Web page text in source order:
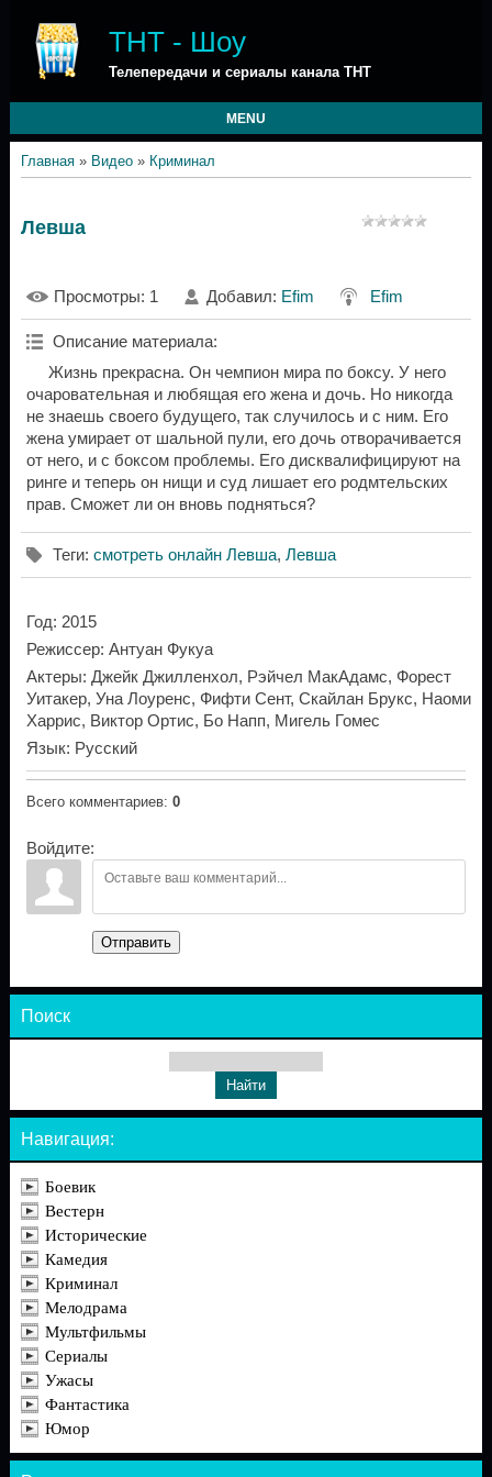
ТНТ - Шоу
Телепередачи и сериалы канала ТНТ
MENU
Главная» Видео» Криминал
Левша
Просмотры: 1 Добавил: Efim Efim
Описание материала:
Жизнь прекрасна. Он чемпион мира по боксу. У него
очаровательная и любящая его жена и дочь. Но никогда
не знаешь своего будущего, так случилось и с ним. Его
жена умирает от шальной пули, его дочь отворачивается
от него, и с боксом проблемы. Его дисквалифицируют на
ринге и теперь он нищи и суд лишает его родмтельских
прав. Сможет ли он вновь подняться?
Теги: смотреть онлайн Левша, Левша
Год: 2015
Режиссер: Антуан Фукуа
Актеры: Джейк Джилленхол, Рэйчел МакАдамс, Форест
Уитакер, Уна Лоуренс, Фифти Сент, Скайлан Брукс, Наоми
Харрис, Виктор Ортис, Бо Напп, Мигель Гомес
Язык: Русский
Всего комментариев: 0
Войдите:
Отправить
Поиск
Навигация:
Боевик
Вестерн
Исторические
Камедия
Криминал
Мелодрама
Мультфильмы
Сериалы
Ужасы
Фантастика
Юмор